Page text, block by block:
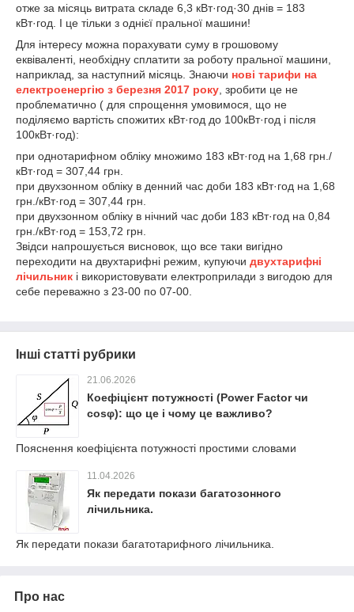
отже за місяць витрата складе 6,3 кВт·год·30 днів = 183
кВт·год. І це тільки з однієї пральної машини!
Для інтересу можна порахувати суму в грошовому
еквіваленті, необхідну сплатити за роботу пральної машини,
наприклад, за наступний місяць. Знаючи нові тарифи на
електроенергію з березня 2017 року , зробити це не
проблематично ( для спрощення умовимося, що не
поділяємо вартість спожитих кВт·год до 100кВт·год і після
100кВт·год):
при однотарифном обліку множимо 183 кВт·год на 1,68 грн./
кВт·год = 307,44 грн.
при двухзонном обліку в денний час доби 183 кВт·год на 1,68
грн./кВт·год = 307,44 грн.
при двухзонном обліку в нічний час доби 183 кВт·год на 0,84
грн./кВт·год = 153,72 грн.
Звідси напрошується висновок, що все таки вигідно
переходити на двухтарифні режим, купуючи двухтарифні
лічильник і використовувати електроприлади з вигодою для
себе переважно з 23-00 по 07-00.
Інші статті рубрики
21.06.2026
Коефіцієнт потужності (Power Factor чи
cosφ): що це і чому це важливо?
Пояснення коефіцієнта потужності простими словами
11.04.2026
Як передати покази багатозонного
лічильника.
Як передати покази багатотарифного лічильника.
Про нас